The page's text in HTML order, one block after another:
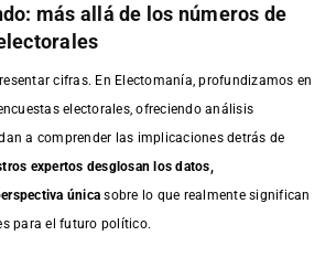
más allá de los números de
cifras. En Electomanía, profundizamos en
electorales, ofreciendo análisis
a comprender las implicaciones detrás de
expertos desglosan los datos,
única sobre lo que realmente significan
para el futuro político.